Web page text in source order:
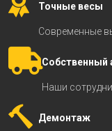
Точные весы
Современные
Собственный
Наши
Демонтаж